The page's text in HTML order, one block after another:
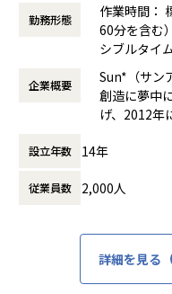
・国内最大規模の
・「Splunk
「Splunk Cloud
■CyberArk （特権ID管理
・ 「CyberArk
■Okta（ID管理, アクセ
・ ゼロトラストネットワ
コンサルを提供
◆具体的なPJ事例
大手通信サービス企業で
不正な権限付与による情
導入し、作業者/再鑑者の
ング機能を実装
【仕事の魅力】
●当社ベトナム拠点には
た1000名以上の優秀なエ
ではCTO経験者を10名程
エンジニアリング・リソ
に選ばれる環境であるこ
●サービスを作りあげる
イティブといったそれぞ
く適切に融合される必要
トップダウンではなく各
ーこそがサービスをデザ
●今、様々なタイプの新
う気持ちをもったクライ
サービス立ち上げの最初
勤務形態
作業時間：
60分を含
シブルタイ
働き方：
時間外労働
休憩時間：
企業概要
Sun*（サン
創造に夢中
げ、2012年
籍するデジ
め、「クリ
と「タレン
ービスライ
設立年数 14年
従業員数 2,000人
詳細を見る